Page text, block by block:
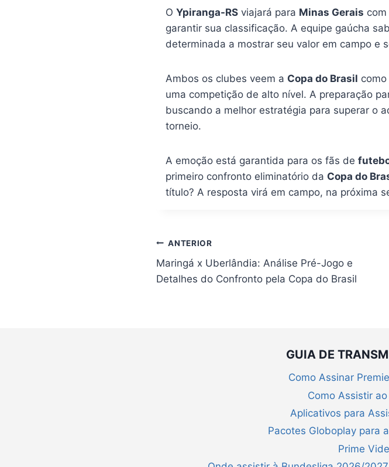
O Ypiranga-RSviajará para Minas Gerais
garantir sua classificação. A equipe gaúcha
determinada a mostrar seu valor em campo e
Ambos os clubes veem a Copa do Brasil
uma competição de alto nível. A preparação
buscando a melhor estratégia para superar o
torneio.
A emoção está garantida para os fãs de
primeiro confronto eliminatório da Copa do
título? A resposta virá em campo, na próxima
Navegação
de
Post
ANTERIOR
Maringá x Uberlândia: Análise Pré-Jogo e
Detalhes do Confronto pela Copa do Brasil
GUIA DE
Como Assinar
Como Assistir
Aplicativos para
Pacotes Globoplay para
Prime